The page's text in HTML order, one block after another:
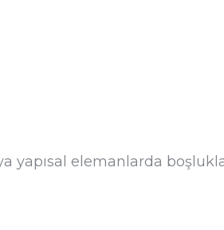
yapısal elemanlarda